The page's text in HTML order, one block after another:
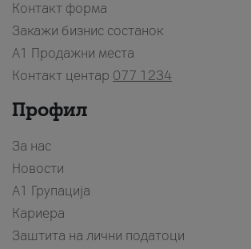
Контакт форма
Закажи бизнис состанок
A1 Продажни места
Контакт центар 077 1234
Профил
За нас
Новости
А1 Групација
Кариера
Заштита на лични податоци